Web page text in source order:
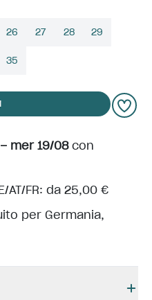
26 27 28 29
35
mer 19/08con
AT/FR: da 25,00 €
per Germania,